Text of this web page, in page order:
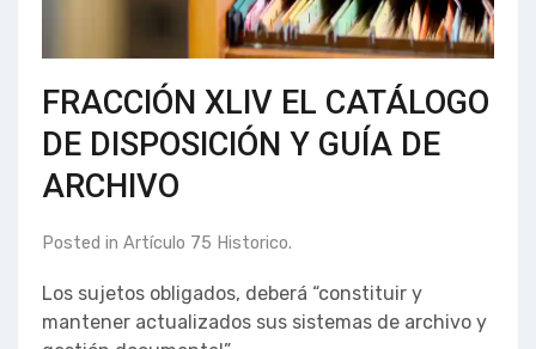
FRACCIÓN XLIV EL CATÁLOGO
DE DISPOSICIÓN Y GUÍA DE
ARCHIVO
Posted in Artículo 75 Historico.
Los sujetos obligados, deberá “constituir y
mantener actualizados sus sistemas de archivo y